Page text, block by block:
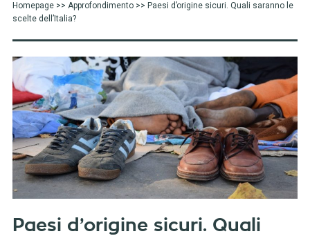
Homepage>> Approfondimento>> Paesi d’origine sicuri. Quali saranno le
scelte dell’Italia?
Paesi d’origine sicuri. Quali